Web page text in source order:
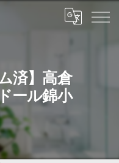
済】高倉
ール錦小